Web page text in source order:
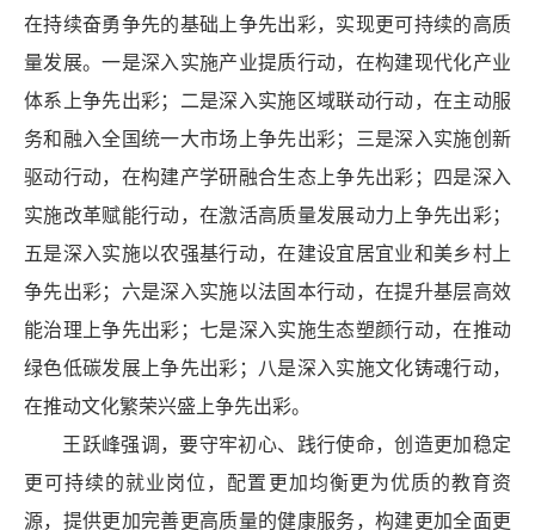
在持续奋勇争先的基础上争先出彩，实现更可持续的高质
量发展。一是深入实施产业提质行动，在构建现代化产业
体系上争先出彩；二是深入实施区域联动行动，在主动服
务和融入全国统一大市场上争先出彩；三是深入实施创新
驱动行动，在构建产学研融合生态上争先出彩；四是深入
实施改革赋能行动，在激活高质量发展动力上争先出彩；
五是深入实施以农强基行动，在建设宜居宜业和美乡村上
争先出彩；六是深入实施以法固本行动，在提升基层高效
能治理上争先出彩；七是深入实施生态塑颜行动，在推动
绿色低碳发展上争先出彩；八是深入实施文化铸魂行动，
在推动文化繁荣兴盛上争先出彩。
王跃峰强调，要守牢初心、践行使命，创造更加稳定
更可持续的就业岗位，配置更加均衡更为优质的教育资
源，提供更加完善更高质量的健康服务，构建更加全面更